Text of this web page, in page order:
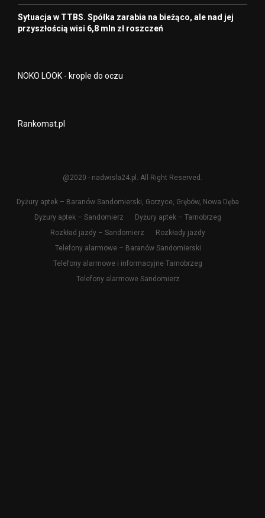
Sytuacja w TTBS. Spółka zarabia na bieżąco, ale nad jej
przyszłością wisi 6,8 mln zł roszczeń
NOKO LOOK - krople do oczu
Rankomat.pl
@2020 - nadwisla24.pl. All Right Reserved.
Dyżury aptek – Baranów Sandomierski, Gorzyce, Grębów, Nowa Dęba
Dyżury aptek – Sandomierz
Dyżury aptek – Tarnobrzeg
Rozkład jazdy – Sandomierz
Rozkłady jazdy
Telefony alarmowe – Baranów Sandomierski
Telefony alarmowe i informacyjne Tarnobrzeg
Telefony alarmowe Sandomierz